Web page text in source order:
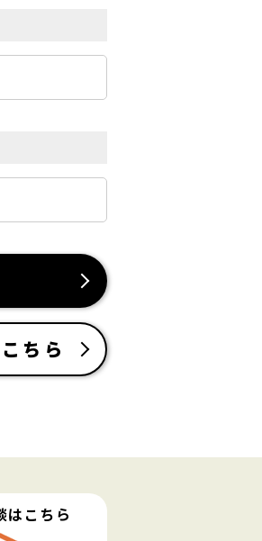
ちら
はこちら